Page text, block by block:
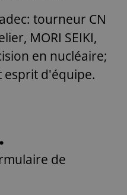
tourneur CN
MORI SEIKI,
en nucléaire;
esprit d'équipe.
de